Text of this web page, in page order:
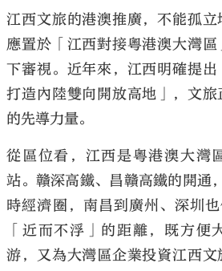
江西文旅的港澳推廣，不能孤
應置於「江西對接粵港澳大灣
下審視。近年來，江西明確提出
打造內陸雙向開放高地」，文
的先導力量。
從區位看，江西是粵港澳大灣
站。贛深高鐵、昌贛高鐵的開通
時經濟圈，南昌到廣州、深圳
「近而不浮」的距離，既方便
游，又為大灣區企業投資江西